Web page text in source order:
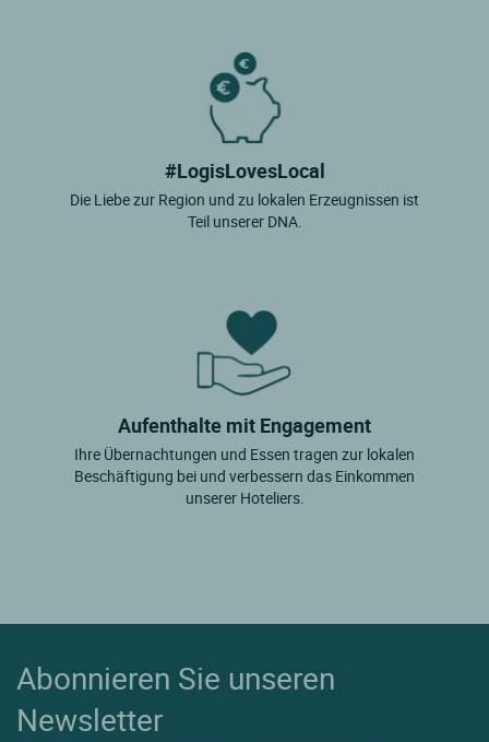
#LogisLovesLocal
Die Liebe zur Region und zu lokalen Erzeugnissen ist
Teil unserer DNA.
Aufenthalte mit Engagement
Ihre Übernachtungen und Essen tragen zur lokalen
Beschäftigung bei und verbessern das Einkommen
unserer Hoteliers.
Abonnieren Sie unseren
Newsletter